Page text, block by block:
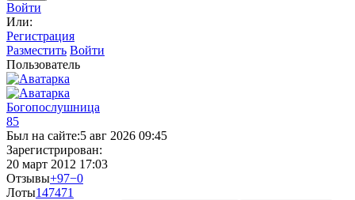
Войти
Или:
Регистрация
Разместить Войти
Пользователь
Богопослушница
85
Был на сайте:5 авг 2026 09:45
Зарегистрирован:
20 март 2012 17:03
Отзывы+97−0
Лоты147471